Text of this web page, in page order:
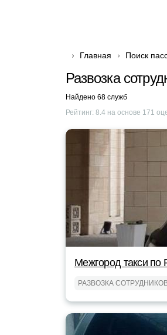
Главная Поиск
Развозка
Найдено 68 служб
Рейтинг: 8.4 на основе 171
Межгород такси по
РАЗВОЗКА